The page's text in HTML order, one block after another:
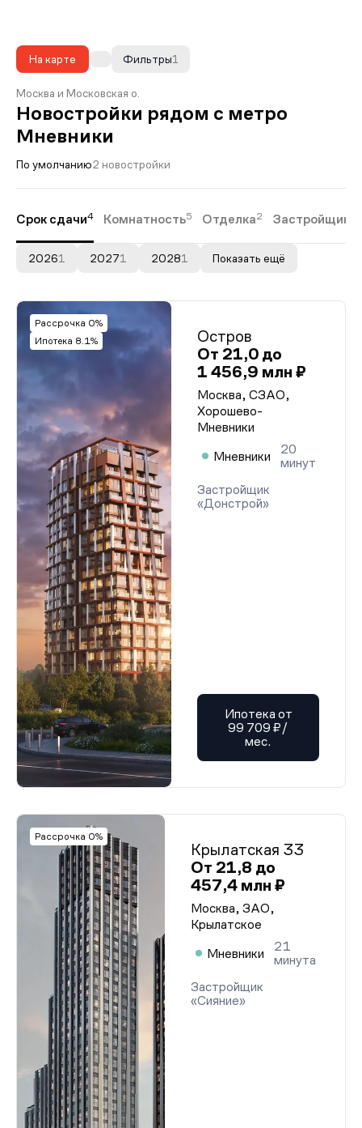
На карте 1
Фильтры
Москва и Московская о.
Новостройки рядом с метро
Мневники
По умолчанию2 новостройки
Срок сдачи4 Комнатность5 Отделка2 Застройщики
20261 20271 20281 Показать ещё
Рассрочка 0%
Ипотека 8.1%
Остров
От 21,0 до
1 456,9 млн ₽
Москва, СЗАО,
Хорошево-
Мневники
Мневники
20
минут
Застройщик
«Донстрой»
Ипотека от
99 709 ₽/
мес.
Рассрочка 0%
Крылатская 33
От 21,8 до
457,4 млн ₽
Москва, ЗАО,
Крылатское
Мневники
21
минута
Застройщик
«Сияние»